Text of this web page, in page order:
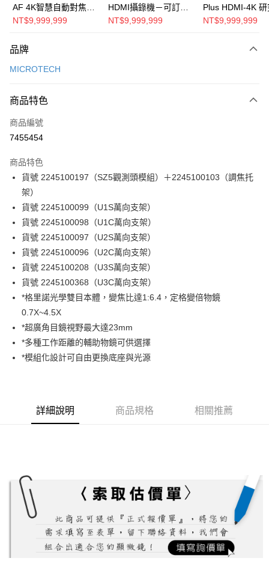
每筆NT$100，滿NT$2,000(含以上)免運費
每筆NT$180，滿NT$2,000(含以上)免運費
AF 4K智慧自動對焦顯
微攝錄機
NT$9,999,999
HDMI攝錄機－可訂貨
📞 請聯繫我們的客
NT$9,999,999
Plus HDMI-4K
顯微攝錄機～詢
NT$9,999,999
品牌
MICROTECH
商品特色
商品編號
7455454
商品特色
貨號 2245100197（SZ5觀測頭模組）＋2245100103（調焦托
架）
貨號 2245100099（U1S萬向支架）
貨號 2245100098（U1C萬向支架）
貨號 2245100097（U2S萬向支架）
貨號 2245100096（U2C萬向支架）
貨號 2245100208（U3S萬向支架）
貨號 2245100368（U3C萬向支架）
*格里諾光學雙目本體，變焦比達1:6.4，定格變倍物鏡
0.7X~4.5X
*超廣角目鏡視野最大達23mm
*多種工作距離的輔助物鏡可供選擇
*模組化設計可自由更換底座與光源
詳細說明 商品規格 相關推薦